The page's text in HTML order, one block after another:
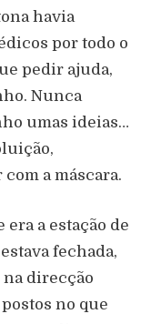
havia
por todo o
pedir ajuda,
Nunca
umas ideias…
a máscara.
a estação de
fechada,
na direcção
no que